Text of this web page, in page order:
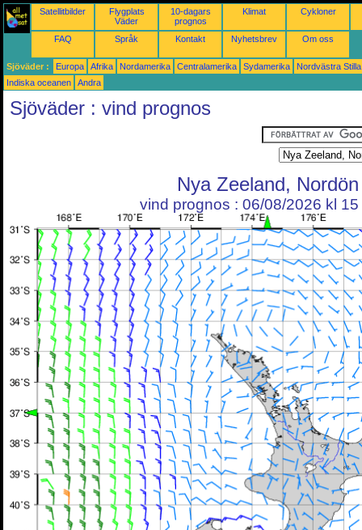
Satellitbilder
Flygplats
Väder
10-dagars
prognos
Klimat Cykloner
FAQ Språk Kontakt Nyhetsbrev Om oss
Sjöväder : Europa Afrika Nordamerika Centralamerika Sydamerika
Nordvästra
Indiska oceanen
Andra
Sjöväder : vind prognos
Nya Zeeland, Nordön
vind prognos : 06/08/2026 kl